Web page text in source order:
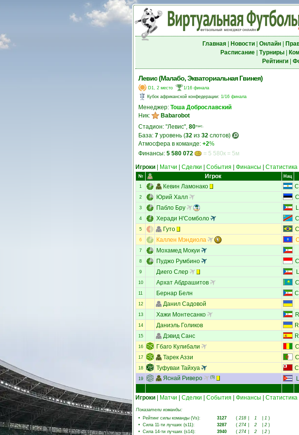
Главная| Новости| Онлайн|
Расписание| Турниры|
Рейтинги|
Левис (Малабо, Экваториальная Гвинея)
D1, 2 место
1/16 финала
Кубок африканской конфедерации: 1/16 финала
Менеджер: Тоша Доброславский
Ник:
Babarobot
Стадион: "Левис", 80тыс.
База: 7 уровень (32 из 32 слотов)
Атмосфера в команде: +2%
Финансы: 5 580 072 = 5 580к = 5м
Игроки Матчи Сделки События Финансы Статистика
№ Игрок Нац
1 Кевин Ламонако
2 Юрий Халл
3 Пабло Бру
4 Херади Н'Сомболо
5 Гуто
6 Каллен Мэндиола
7 Мохамед Мокуи
8 Пуджо Румбино
9 Диего Слер
10 Архат Абдрашитов
11 Бернар Белн
12 Данил Садовой
13 Хажи Монтесанко
14 Даниэль Голиков
15 Дэвид Санс
16 Гбаго Кулибали
17 Тарек Аззи
18 Туфуваи Тайхуа
19 Яснай Риверо (5)
Игроки
Матчи Сделки События Финансы Статистика
Показатели команды:
• Рейтинг силы команды (Vs): 3127 ( 218 1 1 )
• Сила 11-ти лучших (s11): 3287 ( 274 2 2 )
• Сила 14-ти лучших (s14): 3940 ( 274 2 2 )